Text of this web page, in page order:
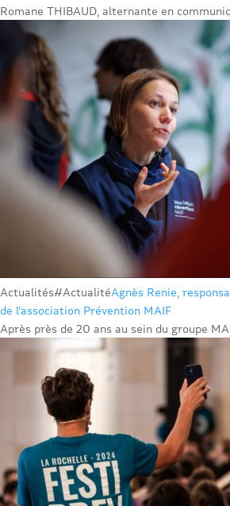
Romane THIBAUD, alternante en
Actualités#ActualitéAgnès Renie,
de l’association Prévention MAIF
Après près de 20 ans au sein du groupe